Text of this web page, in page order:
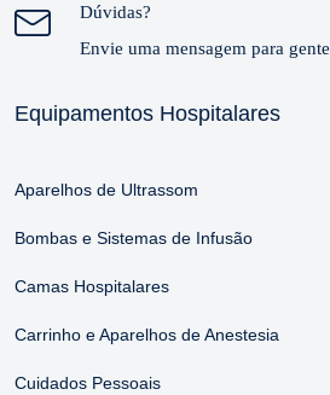
Dúvidas?
Envie uma mensagem para gente
Equipamentos Hospitalares
Aparelhos de Ultrassom
Bombas e Sistemas de Infusão
Camas Hospitalares
Carrinho e Aparelhos de Anestesia
Cuidados Pessoais